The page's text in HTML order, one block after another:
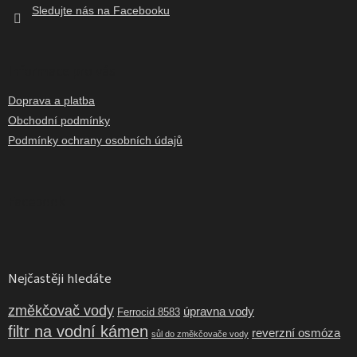
Sledujte nás na Facebooku
Doprava a platba
Obchodní podmínky
Podmínky ochrany osobních údajů
Nejčastěji hledáte
změkčovač vody Ferrocid 8583 úpravna vody
filtr na vodní kámen sůl do změkčovače vody reverzní osmóza